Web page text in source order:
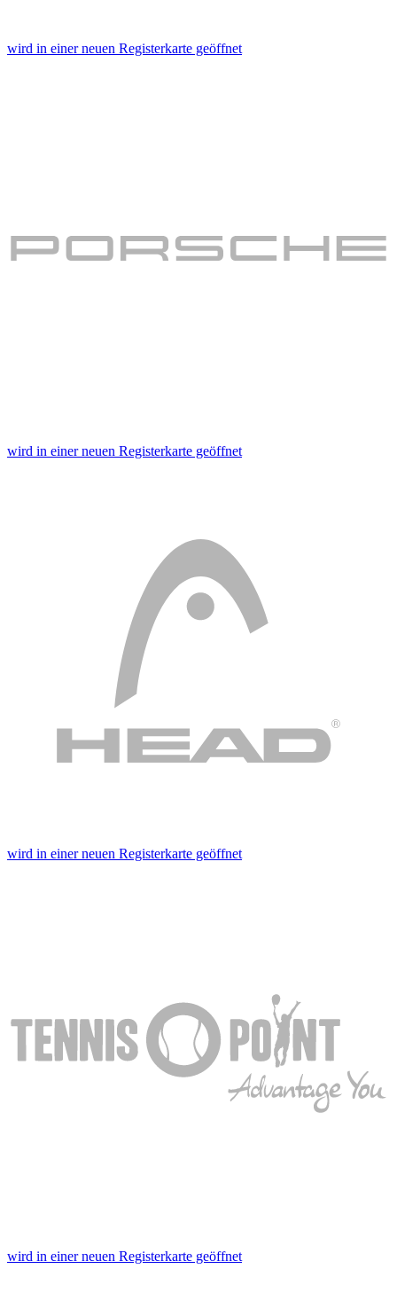
wird in einer neuen Registerkarte geöffnet
wird in einer neuen Registerkarte geöffnet
wird in einer neuen Registerkarte geöffnet
wird in einer neuen Registerkarte geöffnet